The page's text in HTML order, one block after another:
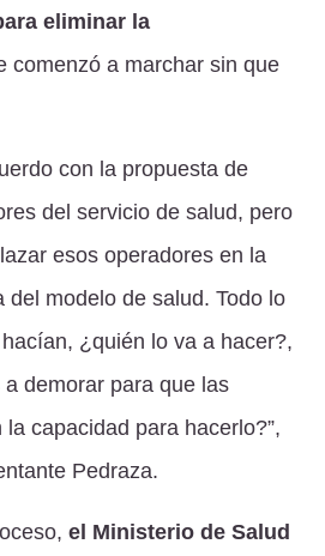
eliminar la
comenzó a marchar sin que
con la propuesta de
del servicio de salud, pero
esos operadores en la
del modelo de salud. Todo lo
¿quién lo va a hacer?,
demorar para que las
capacidad para hacerlo?”,
Pedraza.
el Ministerio de Salud